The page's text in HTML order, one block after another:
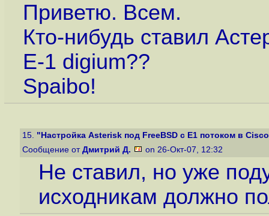
Приветю. Всем.
Кто-нибудь ставил
Е-1 digium??
Spaibo!
15. "Настройка Asterisk под FreeBSD с E1 потоком в
Сообщение от Дмитрий Д. on 26-Окт-07, 12:32
Не ставил, но уже
исходникам должно